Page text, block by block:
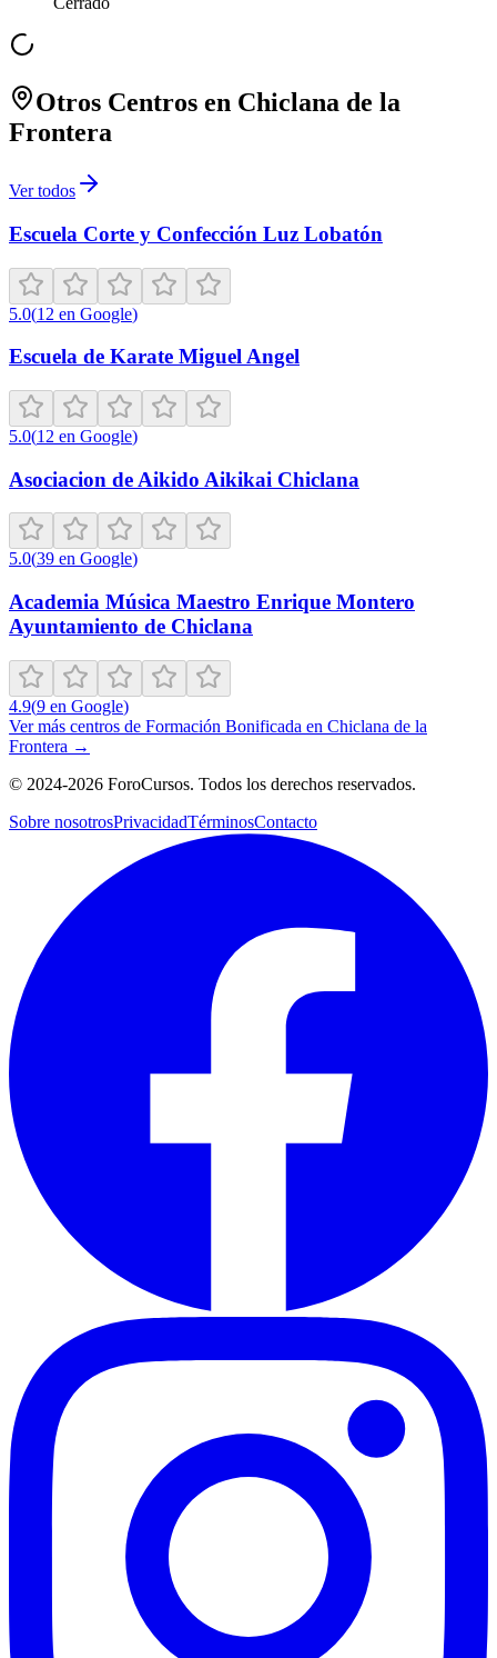
Otros Centros en Chiclana de la
Frontera
Ver todos
Escuela Corte y Confección Luz Lobatón
5.0(12 en Google)
Escuela de Karate Miguel Angel
5.0(12 en Google)
Asociacion de Aikido Aikikai Chiclana
5.0(39 en Google)
Academia Música Maestro Enrique Montero
Ayuntamiento de Chiclana
4.9(9 en Google)
Ver más centros de Formación Bonificada en Chiclana de la
Frontera →
© 2024-2026 ForoCursos. Todos los derechos reservados.
Sobre nosotrosPrivacidadTérminosContacto